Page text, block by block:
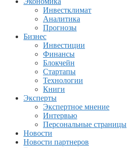
Инвестклимат
Аналитика
Прогнозы
Бизнес
Инвестиции
Финансы
Блокчейн
Стартапы
Технологии
Книги
Эксперты
Экспертное мнение
Интервью
Персональные страницы
Новости
Новости партнеров